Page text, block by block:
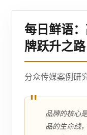
每日鲜语
牌跃升之路
分众传媒案例研
"
品牌的核心
品的生命线